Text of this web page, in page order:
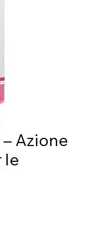
Azione
le